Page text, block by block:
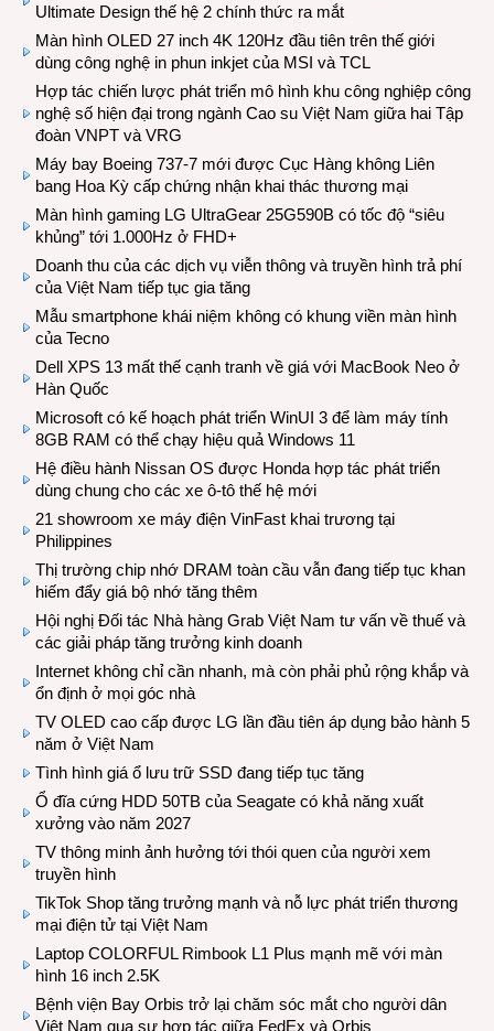
Ultimate Design thế hệ 2 chính thức ra mắt
Màn hình OLED 27 inch 4K 120Hz đầu tiên trên thế giới
dùng công nghệ in phun inkjet của MSI và TCL
Hợp tác chiến lược phát triển mô hình khu công nghiệp công
nghệ số hiện đại trong ngành Cao su Việt Nam giữa hai Tập
đoàn VNPT và VRG
Máy bay Boeing 737-7 mới được Cục Hàng không Liên
bang Hoa Kỳ cấp chứng nhận khai thác thương mại
Màn hình gaming LG UltraGear 25G590B có tốc độ “siêu
khủng” tới 1.000Hz ở FHD+
Doanh thu của các dịch vụ viễn thông và truyền hình trả phí
của Việt Nam tiếp tục gia tăng
Mẫu smartphone khái niệm không có khung viền màn hình
của Tecno
Dell XPS 13 mất thế cạnh tranh về giá với MacBook Neo ở
Hàn Quốc
Microsoft có kế hoạch phát triển WinUI 3 để làm máy tính
8GB RAM có thể chạy hiệu quả Windows 11
Hệ điều hành Nissan OS được Honda hợp tác phát triển
dùng chung cho các xe ô-tô thế hệ mới
21 showroom xe máy điện VinFast khai trương tại
Philippines
Thị trường chip nhớ DRAM toàn cầu vẫn đang tiếp tục khan
hiếm đẩy giá bộ nhớ tăng thêm
Hội nghị Đối tác Nhà hàng Grab Việt Nam tư vấn về thuế và
các giải pháp tăng trưởng kinh doanh
Internet không chỉ cần nhanh, mà còn phải phủ rộng khắp và
ổn định ở mọi góc nhà
TV OLED cao cấp được LG lần đầu tiên áp dụng bảo hành 5
năm ở Việt Nam
Tình hình giá ổ lưu trữ SSD đang tiếp tục tăng
Ổ đĩa cứng HDD 50TB của Seagate có khả năng xuất
xưởng vào năm 2027
TV thông minh ảnh hưởng tới thói quen của người xem
truyền hình
TikTok Shop tăng trưởng mạnh và nỗ lực phát triển thương
mại điện tử tại Việt Nam
Laptop COLORFUL Rimbook L1 Plus mạnh mẽ với màn
hình 16 inch 2.5K
Bệnh viện Bay Orbis trở lại chăm sóc mắt cho người dân
Việt Nam qua sự hợp tác giữa FedEx và Orbis